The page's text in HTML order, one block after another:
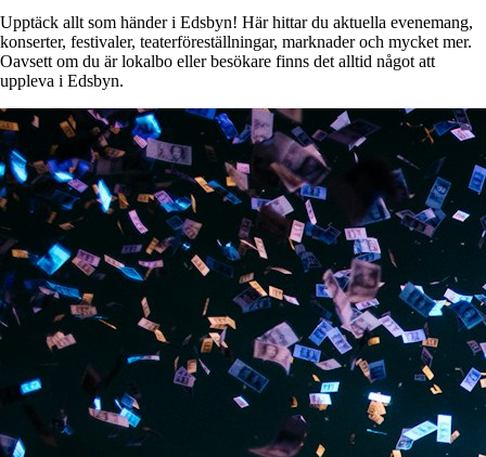
Upptäck allt som händer i Edsbyn! Här hittar du aktuella evenemang,
konserter, festivaler, teaterföreställningar, marknader och mycket mer.
Oavsett om du är lokalbo eller besökare finns det alltid något att
uppleva i Edsbyn.